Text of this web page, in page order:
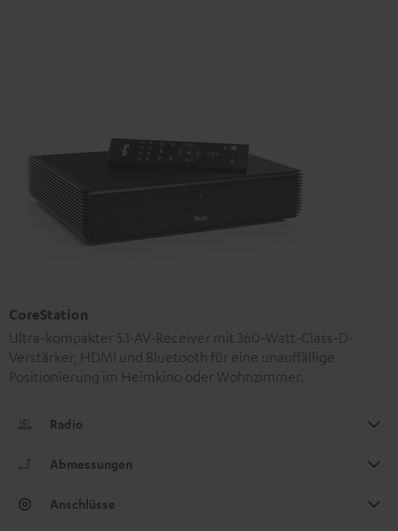
CoreStation
Ultra-kompakter 5.1-AV-Receiver mit 360-Watt-Class-D-
Verstärker, HDMI und Bluetooth für eine unauffällige
Positionierung im Heimkino oder Wohnzimmer.
Radio
Abmessungen
Anschlüsse